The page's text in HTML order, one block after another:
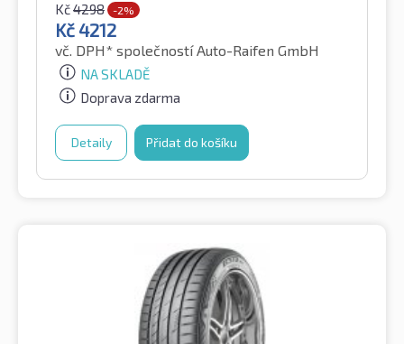
Kč4298 -2%
Kč4212
vč. DPH* společností Auto-Raifen GmbH
NA SKLADĚ
Doprava zdarma
Detaily Přidat do košíku